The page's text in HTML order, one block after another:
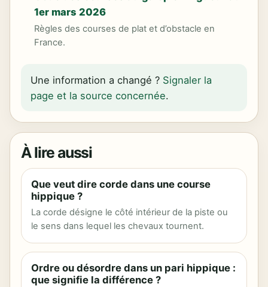
1er mars 2026
Règles des courses de plat et d’obstacle en
France.
Une information a changé ? Signaler la
page et la source concernée.
À lire aussi
Que veut dire corde dans une course
hippique ?
La corde désigne le côté intérieur de la piste ou
le sens dans lequel les chevaux tournent.
Ordre ou désordre dans un pari hippique :
que signifie la différence ?